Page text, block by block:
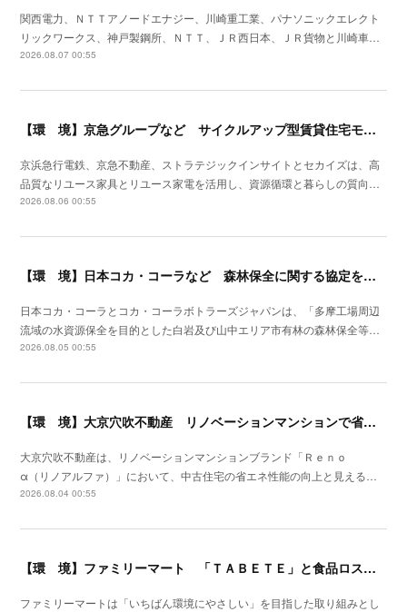
関西電力、ＮＴＴアノードエナジー、川崎重工業、パナソニックエレクト
リックワークス、神戸製鋼所、ＮＴＴ、ＪＲ西日本、ＪＲ貨物と川崎車…
2026.08.07 00:55
【環 境】京急グループなど サイクルアップ型賃貸住宅モデルの実証を開始
京浜急行電鉄、京急不動産、ストラテジックインサイトとセカイズは、高
品質なリユース家具とリユース家電を活用し、資源循環と暮らしの質向…
2026.08.06 00:55
【環 境】日本コカ・コーラなど 森林保全に関する協定を埼玉県飯能市と締結
日本コカ・コーラとコカ・コーラボトラーズジャパンは、「多摩工場周辺
流域の水資源保全を目的とした白岩及び山中エリア市有林の森林保全等…
2026.08.05 00:55
【環 境】大京穴吹不動産 リノベーションマンションで省エネ化を開始
大京穴吹不動産は、リノベーションマンションブランド「Ｒｅｎｏ
α（リノアルファ）」において、中古住宅の省エネ性能の向上と見える…
2026.08.04 00:55
【環 境】ファミリーマート 「ＴＡＢＥＴＥ」と食品ロス削減の実証実験を開始
ファミリーマートは「いちばん環境にやさしい」を目指した取り組みとし